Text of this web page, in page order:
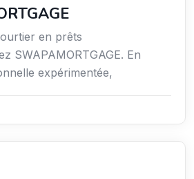
en prêts
SWAPAMORTGAGE. En
expérimentée,